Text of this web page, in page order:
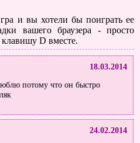
и вы хотели бы поиграть ее
вашего браузера - просто
D вместе.
18.03.2014
потому что он быстро
24.02.2014